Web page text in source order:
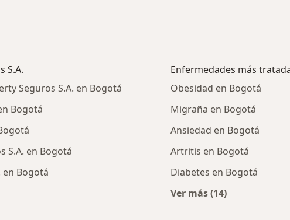
S.A.
Seguros S.A. en Bogotá
Bogotá
S.A. en Bogotá
en Bogotá
Enfermedades más
Obesidad en Bogotá
Migraña en Bogotá
Ansiedad en Bogotá
Artritis en Bogotá
Diabetes en Bogotá
Ver más (14)